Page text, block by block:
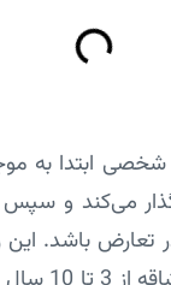
ابتدا به
می‌کند و سپس